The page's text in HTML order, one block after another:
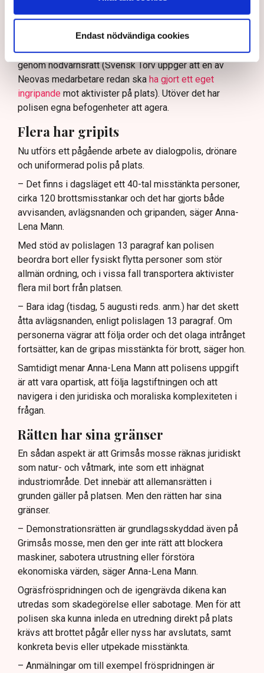
Endast nödvändiga cookies
kommunikationsavdelningen i region Väst, har
verksamhetsutövaren, eller dennes ordningsvakter, rätt
att be personer lämna platsen och skydda sin egendom
genom nödvärnsrätt (Svensk Torv uppger att en av
Neovas medarbetare redan ska ha gjort ett eget
ingripande mot aktivister på plats). Utöver det har
polisen egna befogenheter att agera.
Flera har gripits
Nu utförs ett pågående arbete av dialogpolis, drönare
och uniformerad polis på plats.
– Det finns i dagsläget ett 40-tal misstänkta personer,
cirka 120 brottsmisstankar och det har gjorts både
avvisanden, avlägsnanden och gripanden, säger Anna-
Lena Mann.
Med stöd av polislagen 13 paragraf kan polisen
beordra bort eller fysiskt flytta personer som stör
allmän ordning, och i vissa fall transportera aktivister
flera mil bort från platsen.
– Bara idag (tisdag, 5 augusti reds. anm.) har det skett
åtta avlägsnanden, enligt polislagen 13 paragraf. Om
personerna vägrar att följa order och det olaga intrånget
fortsätter, kan de gripas misstänkta för brott, säger hon.
Samtidigt menar Anna-Lena Mann att polisens uppgift
är att vara opartisk, att följa lagstiftningen och att
navigera i den juridiska och moraliska komplexiteten i
frågan.
Rätten har sina gränser
En sådan aspekt är att Grimsås mosse räknas juridiskt
som natur- och våtmark, inte som ett inhägnat
industriområde. Det innebär att allemansrätten i
grunden gäller på platsen. Men den rätten har sina
gränser.
– Demonstrationsrätten är grundlagsskyddad även på
Grimsås mosse, men den ger inte rätt att blockera
maskiner, sabotera utrustning eller förstöra
ekonomiska värden, säger Anna-Lena Mann.
Ogräsfröspridningen och de igengrävda dikena kan
utredas som skadegörelse eller sabotage. Men för att
polisen ska kunna inleda en utredning direkt på plats
krävs att brottet pågår eller nyss har avslutats, samt
konkreta bevis eller utpekade misstänkta.
– Anmälningar om till exempel fröspridningen är